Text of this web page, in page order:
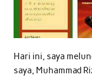
Hari ini, saya
saya, Muhammad